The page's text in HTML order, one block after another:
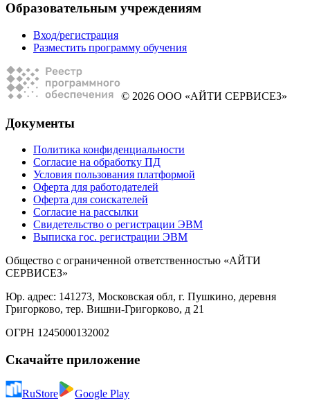
Образовательным учреждениям
Вход/регистрация
Разместить программу обучения
© 2026 ООО «АЙТИ СЕРВИСЕЗ»
Документы
Политика конфиденциальности
Согласие на обработку ПД
Условия пользования платформой
Оферта для работодателей
Оферта для соискателей
Согласие на рассылки
Свидетельство о регистрации ЭВМ
Выписка гос. регистрации ЭВМ
Общество с ограниченной ответственностью «АЙТИ
СЕРВИСЕЗ»
Юр. адрес: 141273, Московская обл, г. Пушкино, деревня
Григорково, тер. Вишни-Григорково, д 21
ОГРН 1245000132002
Скачайте приложение
RuStore Google Play